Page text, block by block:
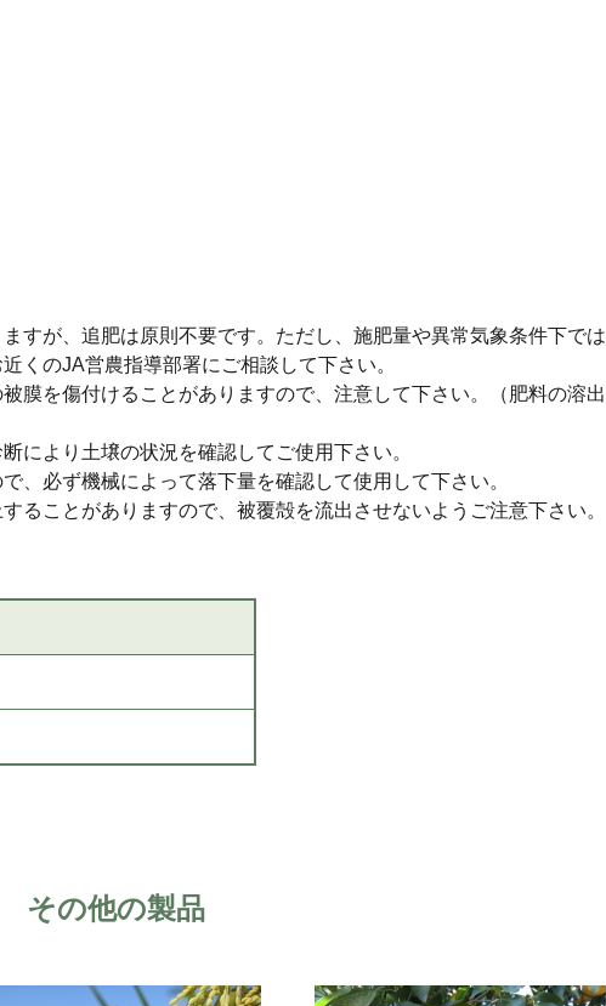
すが、追肥は原則不要です。ただし、施肥量や異常気象条件下では
くのJA営農指導部署にご相談して下さい。
膜を傷付けることがありますので、注意して下さい。（肥料の溶出
により土壌の状況を確認してご使用下さい。
、必ず機械によって落下量を確認して使用して下さい。
ることがありますので、被覆殻を流出させないようご注意下さい。
その他の製品